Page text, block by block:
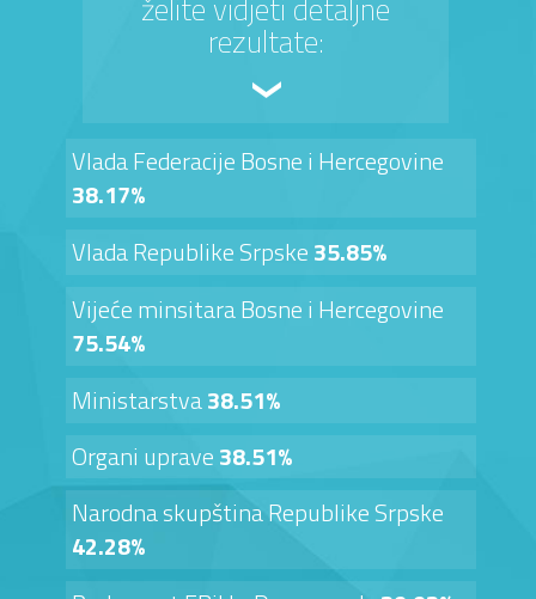
želite vidjeti detaljne
rezultate:
Vlada Federacije Bosne i Hercegovine
38.17%
Vlada Republike Srpske35.85%
Vijeće minsitara Bosne i Hercegovine
75.54%
Ministarstva38.51%
Organi uprave38.51%
Narodna skupština Republike Srpske
42.28%